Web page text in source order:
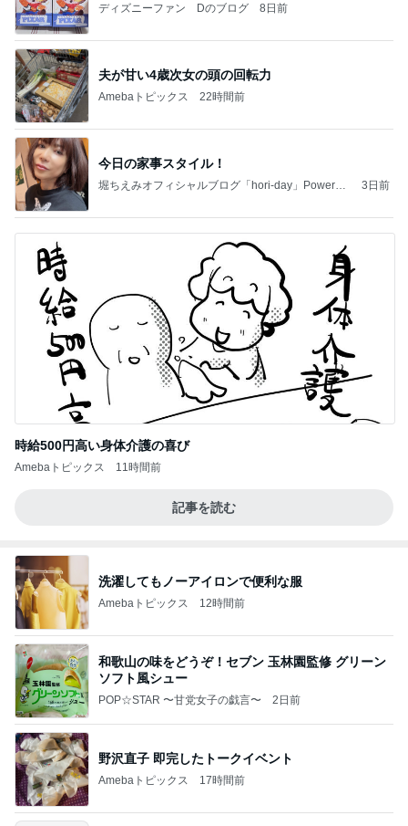
ディズニーファン Dのブログ 8日前
夫が甘い4歳次女の頭の回転力
Amebaトピックス 22時間前
今日の家事スタイル！
堀ちえみオフィシャルブログ「hori-day」Powered
3日前
時給500円高い身体介護の喜び
Amebaトピックス 11時間前
記事を読む
洗濯してもノーアイロンで便利な服
Amebaトピックス 12時間前
和歌山の味をどうぞ！セブン 玉林園監修 グリーン
ソフト風シュー
POP☆STAR 〜甘党女子の戯言〜 2日前
野沢直子 即完したトークイベント
Amebaトピックス 17時間前